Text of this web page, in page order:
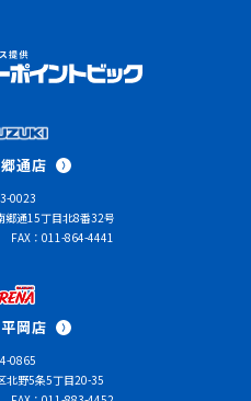
通店
0023
郷通15丁目北8番32号
FAX：011-864-4441
岡店
0865
北野5条5丁目20-35